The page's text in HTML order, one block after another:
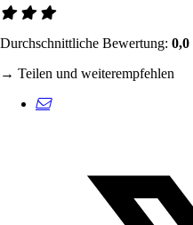
Durchschnittliche Bewertung: 0,0
→ Teilen und weiterempfehlen